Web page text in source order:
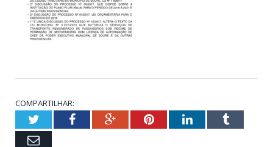
COMPARTILHAR:
TwitterFacebookGoogle+PinterestLinkedInTumblr
Email